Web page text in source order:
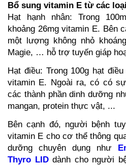
Bổ sung vitamin E từ các
Hạt hạnh nhân: Trong
khoảng 26mg vitamin E. Bên
một lượng không nhỏ
Magie, … hỗ trợ tuyến giáp
Hạt điều: Trong 100g hạt
vitamin E. Ngoài ra, có có
các thành phần dinh dưỡng
mangan, protein thực vật, ...
Bên cạnh đó, người bệnh
vitamin E cho cơ thể thông
dưỡng chuyên dụng như
Thyro LID dành cho người